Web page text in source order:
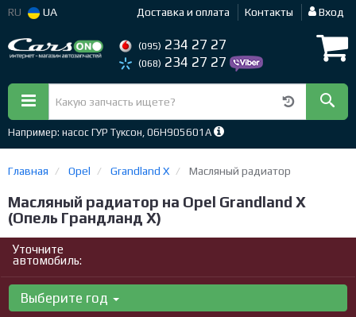
RU UA Доставка и оплата Контакты Вход
(095) 234 27 27
(068) 234 27 27
Например: насос ГУР Туксон, 06H905601A
Главная Opel Grandland X Масляный радиатор
Масляный радиатор на Opel Grandland X
(Опель Грандланд X)
Уточните
автомобиль:
Выберите год